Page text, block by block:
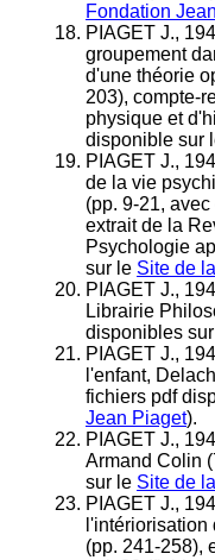
Fondation
PIAGET J.,
groupement
d'une théorie
203), compte-
physique et
disponible sur
PIAGET J.,
de la vie
(pp. 9-21,
extrait de la
Psychologie
sur le Site de
PIAGET J.,
Librairie
disponibles
PIAGET J.,
l'enfant,
fichiers pdf
Jean Piaget).
PIAGET J.,
Armand Colin
sur le Site de
PIAGET J.,
(pp. 241-258),